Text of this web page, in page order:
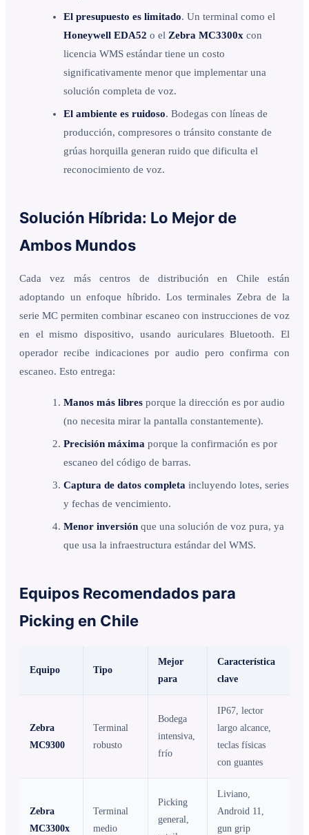
El presupuesto es limitado. Un terminal como el
Honeywell EDA52 o el Zebra MC3300x con
licencia WMS estándar tiene un costo
significativamente menor que implementar una
solución completa de voz.
El ambiente es ruidoso. Bodegas con líneas de
producción, compresores o tránsito constante de
grúas horquilla generan ruido que dificulta el
reconocimiento de voz.
Solución Híbrida: Lo Mejor de
Ambos Mundos
Cada vez más centros de distribución en Chile están
adoptando un enfoque híbrido. Los terminales Zebra de la
serie MC permiten combinar escaneo con instrucciones de voz
en el mismo dispositivo, usando auriculares Bluetooth. El
operador recibe indicaciones por audio pero confirma con
escaneo. Esto entrega:
Manos más libres porque la dirección es por audio
(no necesita mirar la pantalla constantemente).
Precisión máxima porque la confirmación es por
escaneo del código de barras.
Captura de datos completa incluyendo lotes, series
y fechas de vencimiento.
Menor inversión que una solución de voz pura, ya
que usa la infraestructura estándar del WMS.
Equipos Recomendados para
Picking en Chile
Equipo Tipo
Mejor
para
Característica
clave
Zebra
MC9300
Terminal
robusto
Bodega
intensiva,
frío
IP67, lector
largo alcance,
teclas físicas
con guantes
Zebra
MC3300x
Terminal
medio
Picking
general,
Liviano,
Android 11,
gun grip